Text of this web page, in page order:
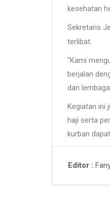
kesehatan
Sekretaris
terlibat.
"Kami
berjalan
dan
Kegiatan ini
haji serta
kurban
Editor